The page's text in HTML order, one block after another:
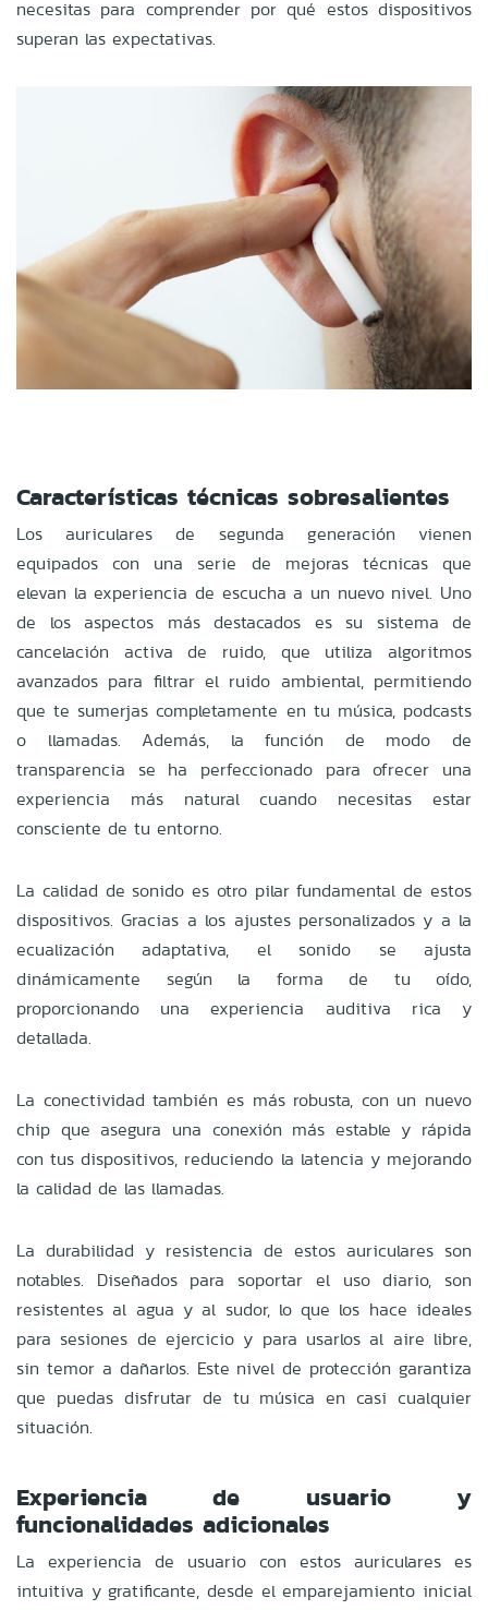
necesitas para comprender por qué estos dispositivos
superan las expectativas.
Características técnicas sobresalientes
Los auriculares de segunda generación vienen
equipados con una serie de mejoras técnicas que
elevan la experiencia de escucha a un nuevo nivel. Uno
de los aspectos más destacados es su sistema de
cancelación activa de ruido, que utiliza algoritmos
avanzados para filtrar el ruido ambiental, permitiendo
que te sumerjas completamente en tu música, podcasts
o llamadas. Además, la función de modo de
transparencia se ha perfeccionado para ofrecer una
experiencia más natural cuando necesitas estar
consciente de tu entorno.
La calidad de sonido es otro pilar fundamental de estos
dispositivos. Gracias a los ajustes personalizados y a la
ecualización adaptativa, el sonido se ajusta
dinámicamente según la forma de tu oído,
proporcionando una experiencia auditiva rica y
detallada.
La conectividad también es más robusta, con un nuevo
chip que asegura una conexión más estable y rápida
con tus dispositivos, reduciendo la latencia y mejorando
la calidad de las llamadas.
La durabilidad y resistencia de estos auriculares son
notables. Diseñados para soportar el uso diario, son
resistentes al agua y al sudor, lo que los hace ideales
para sesiones de ejercicio y para usarlos al aire libre,
sin temor a dañarlos. Este nivel de protección garantiza
que puedas disfrutar de tu música en casi cualquier
situación.
Experiencia de usuario y
funcionalidades adicionales
La experiencia de usuario con estos auriculares es
intuitiva y gratificante, desde el emparejamiento inicial